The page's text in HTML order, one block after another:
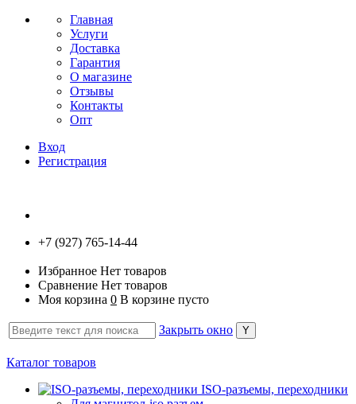
Главная
Услуги
Доставка
Гарантия
О магазине
Отзывы
Контакты
Опт
Вход
Регистрация
+7 (927) 765-14-44
Избранное Нет товаров
Сравнение Нет товаров
Моя корзина 0 В корзине пусто
Закрыть окно
Каталог товаров
ISO-разъемы, переходники